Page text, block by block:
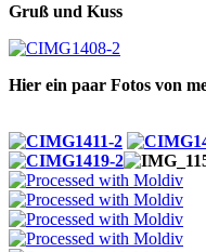
Gruß und Kuss
Hier ein paar Fotos von